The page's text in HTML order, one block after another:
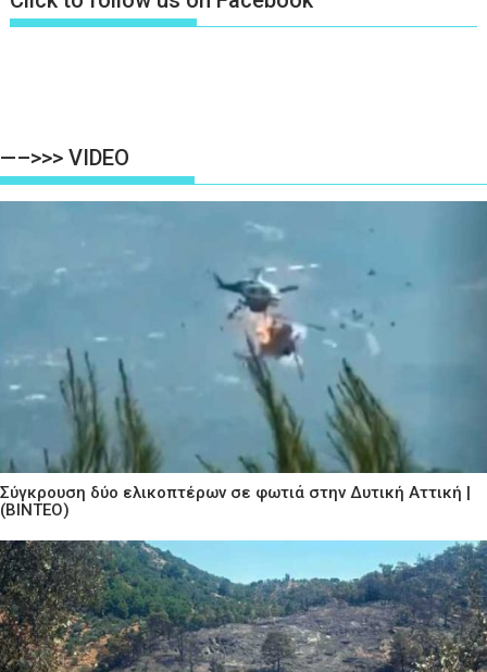
—–>>> VIDEO
Σύγκρουση δύο ελικοπτέρων σε φωτιά στην Δυτική Αττική |
(ΒΙΝΤΕΟ)